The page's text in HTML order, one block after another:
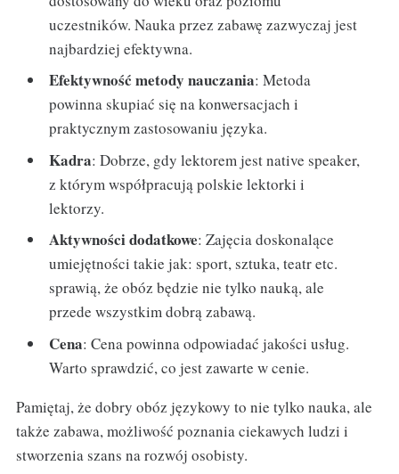
uczestników. Nauka przez zabawę zazwyczaj jest
najbardziej efektywna.
Efektywność metody nauczania: Metoda
powinna skupiać się na konwersacjach i
praktycznym zastosowaniu języka.
Kadra: Dobrze, gdy lektorem jest native speaker,
z którym współpracują polskie lektorki i
lektorzy.
Aktywności dodatkowe: Zajęcia doskonalące
umiejętności takie jak: sport, sztuka, teatr etc.
sprawią, że obóz będzie nie tylko nauką, ale
przede wszystkim dobrą zabawą.
Cena: Cena powinna odpowiadać jakości usług.
Warto sprawdzić, co jest zawarte w cenie.
Pamiętaj, że dobry obóz językowy to nie tylko nauka, ale
także zabawa, możliwość poznania ciekawych ludzi i
stworzenia szans na rozwój osobisty.